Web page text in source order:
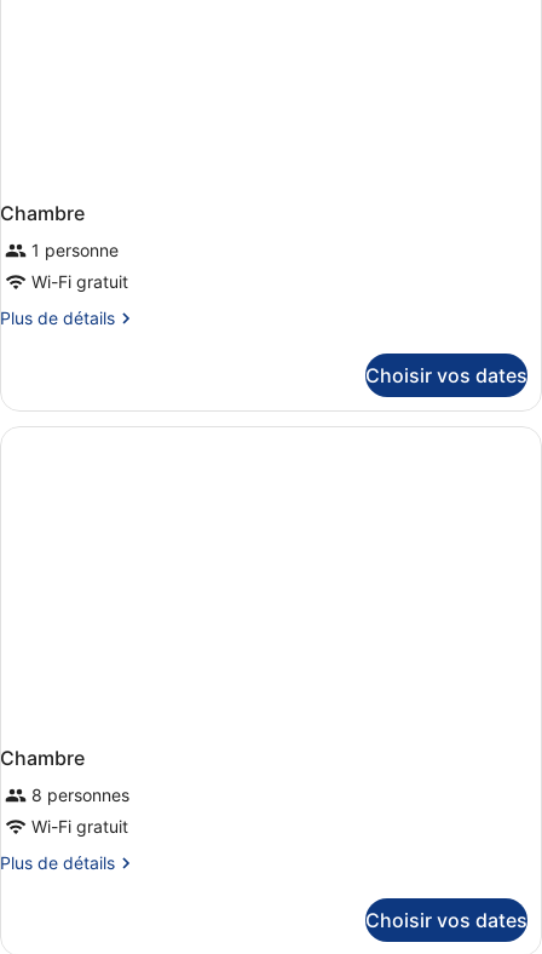
Chambre
1 personne
Wi-Fi gratuit
Plus de détails
Plus
le
type
de
Choisir vos dates
Chambre
8 personnes
Wi-Fi gratuit
Plus de détails
Plus
le
Choisir vos dates